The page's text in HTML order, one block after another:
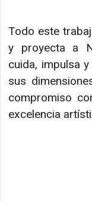
Todo este
y proyecta a
cuida, impulsa
sus
compromiso
excelencia